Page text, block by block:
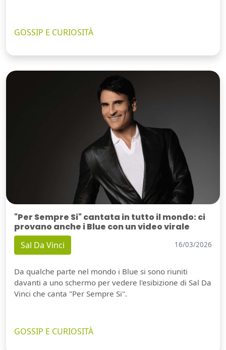
GOSSIP E CURIOSITÀ
"Per Sempre Si" cantata in tutto il mondo: ci
provano anche i Blue con un video virale
Sal Da Vinci 16/03/2026
Da qualche parte nel mondo i Blue si sono riuniti
davanti a uno schermo per vedere l'esibizione di Sal Da
Vinci che canta "Per Sempre Si".
GOSSIP E CURIOSITÀ